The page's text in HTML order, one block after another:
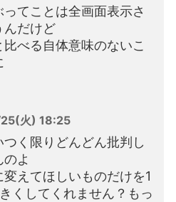
てことは全画面表示さ
んだけど
べる自体意味のないこ
火) 18:25
く限りどんどん批判し
よ
えてほしいものだけを1
くしてくれません？もっ